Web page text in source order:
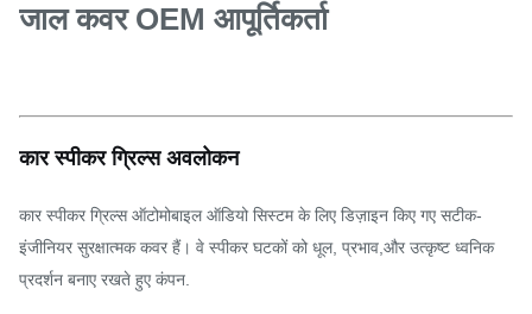
जाल कवर OEM आपूर्तिकर्ता
कार स्पीकर ग्रिल्स अवलोकन
कार स्पीकर ग्रिल्स ऑटोमोबाइल ऑडियो सिस्टम के लिए डिज़ाइन किए गए सटीक-
इंजीनियर सुरक्षात्मक कवर हैं। वे स्पीकर घटकों को धूल, प्रभाव,और उत्कृष्ट ध्वनिक
प्रदर्शन बनाए रखते हुए कंपन.